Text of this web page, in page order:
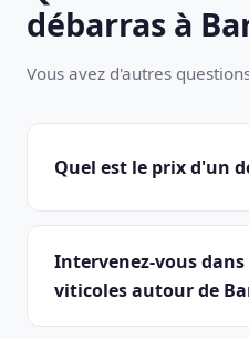
débarras à
Vous avez d'autres
Quel est le prix d'un
Intervenez-vous
viticoles autour de